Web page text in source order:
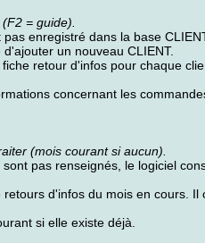
= guide).
enregistré dans la base
un nouveau CLIENT.
retour d'infos pour chaque
concernant les
(mois courant si aucun).
pas renseignés, le logiciel
d'infos du mois en cours. Il
si elle existe déjà.